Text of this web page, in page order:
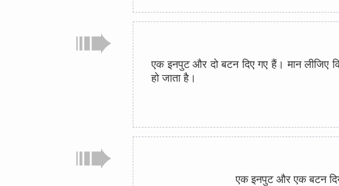
एक इनपुट और दो बटन दिए गए हैं। मान लीजिए
हो जाता है।
एक इनपुट और एक बटन